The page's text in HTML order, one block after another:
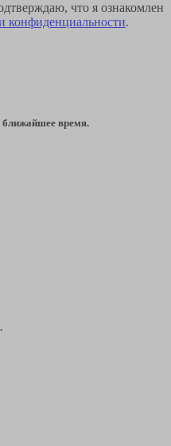
что я ознакомлен
конфиденциальности.
время.